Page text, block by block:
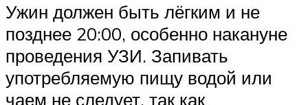
Ужин должен быть лёгким и не
позднее 20:00, особенно накануне
проведения УЗИ. Запивать
употребляемую пищу водой или
чаем не следует, так как